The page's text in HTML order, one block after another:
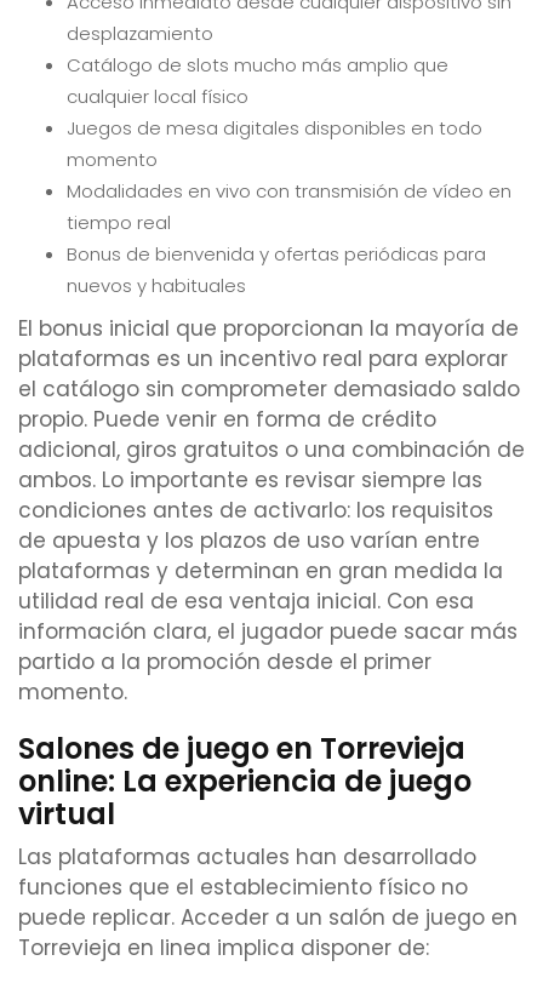
desplazamiento
Catálogo de slots mucho más amplio que
cualquier local físico
Juegos de mesa digitales disponibles en todo
momento
Modalidades en vivo con transmisión de vídeo en
tiempo real
Bonus de bienvenida y ofertas periódicas para
nuevos y habituales
El bonus inicial que proporcionan la mayoría de
plataformas es un incentivo real para explorar
el catálogo sin comprometer demasiado saldo
propio. Puede venir en forma de crédito
adicional, giros gratuitos o una combinación de
ambos. Lo importante es revisar siempre las
condiciones antes de activarlo: los requisitos
de apuesta y los plazos de uso varían entre
plataformas y determinan en gran medida la
utilidad real de esa ventaja inicial. Con esa
información clara, el jugador puede sacar más
partido a la promoción desde el primer
momento.
Salones de juego en Torrevieja
online: La experiencia de juego
virtual
Las plataformas actuales han desarrollado
funciones que el establecimiento físico no
puede replicar. Acceder a un salón de juego en
Torrevieja en linea implica disponer de: